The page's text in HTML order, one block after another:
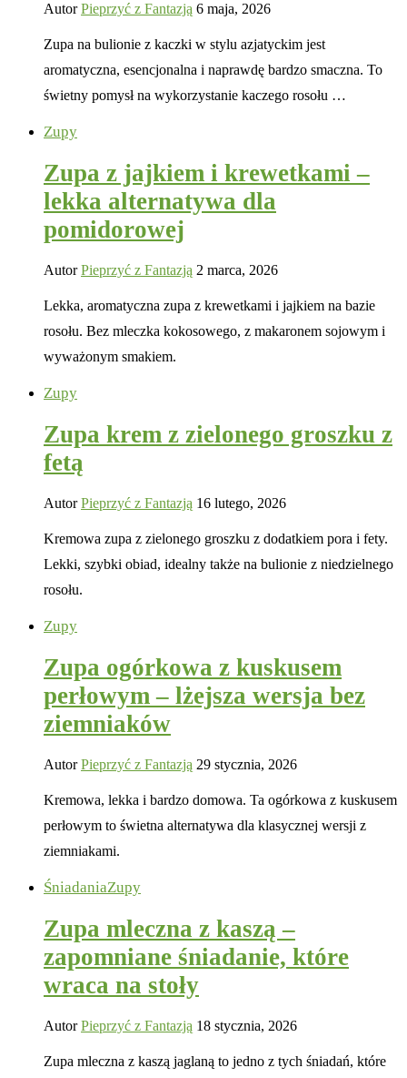
AutorPieprzyć z Fantazją 6 maja, 2026
Zupa na bulionie z kaczki w stylu azjatyckim jest
aromatyczna, esencjonalna i naprawdę bardzo smaczna. To
świetny pomysł na wykorzystanie kaczego rosołu …
Zupy
Zupa z jajkiem i krewetkami –
lekka alternatywa dla
pomidorowej
AutorPieprzyć z Fantazją 2 marca, 2026
Lekka, aromatyczna zupa z krewetkami i jajkiem na bazie
rosołu. Bez mleczka kokosowego, z makaronem sojowym i
wyważonym smakiem.
Zupy
Zupa krem z zielonego groszku z
fetą
AutorPieprzyć z Fantazją 16 lutego, 2026
Kremowa zupa z zielonego groszku z dodatkiem pora i fety.
Lekki, szybki obiad, idealny także na bulionie z niedzielnego
rosołu.
Zupy
Zupa ogórkowa z kuskusem
perłowym – lżejsza wersja bez
ziemniaków
AutorPieprzyć z Fantazją 29 stycznia, 2026
Kremowa, lekka i bardzo domowa. Ta ogórkowa z kuskusem
perłowym to świetna alternatywa dla klasycznej wersji z
ziemniakami.
ŚniadaniaZupy
Zupa mleczna z kaszą –
zapomniane śniadanie, które
wraca na stoły
AutorPieprzyć z Fantazją 18 stycznia, 2026
Zupa mleczna z kaszą jaglaną to jedno z tych śniadań, które